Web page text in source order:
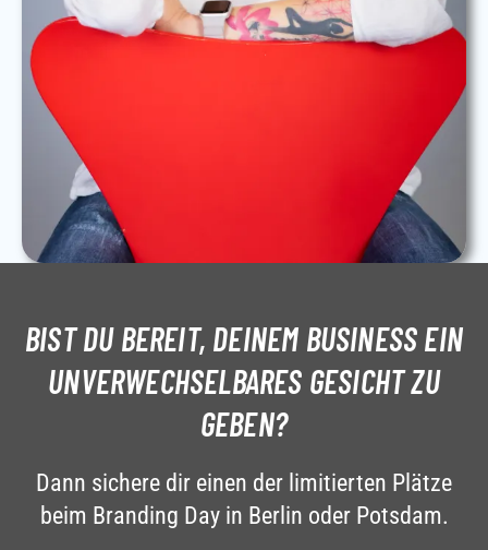
BIST DU BEREIT, DEINEM BUSINESS EIN
UNVERWECHSELBARES GESICHTZU
GEBEN?
Dann sichere dir einen der limitierten Plätze
beim Branding Day in Berlin oder Potsdam.